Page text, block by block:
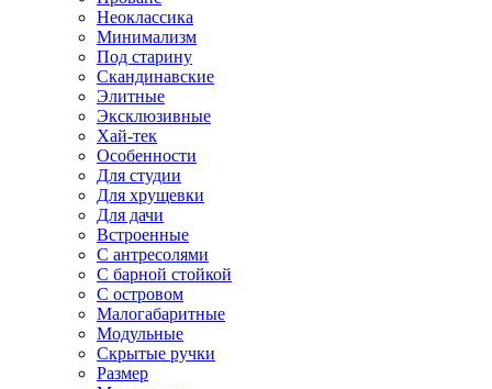
Неоклассика
Минимализм
Под старину
Скандинавские
Элитные
Эксклюзивные
Хай-тек
Особенности
Для студии
Для хрущевки
Для дачи
Встроенные
С антресолями
С барной стойкой
С островом
Малогабаритные
Модульные
Скрытые ручки
Размер